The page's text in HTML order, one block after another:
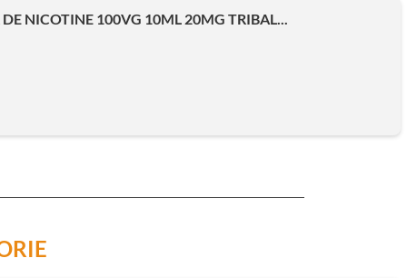
DE NICOTINE 100VG 10ML 20MG TRIBAL...